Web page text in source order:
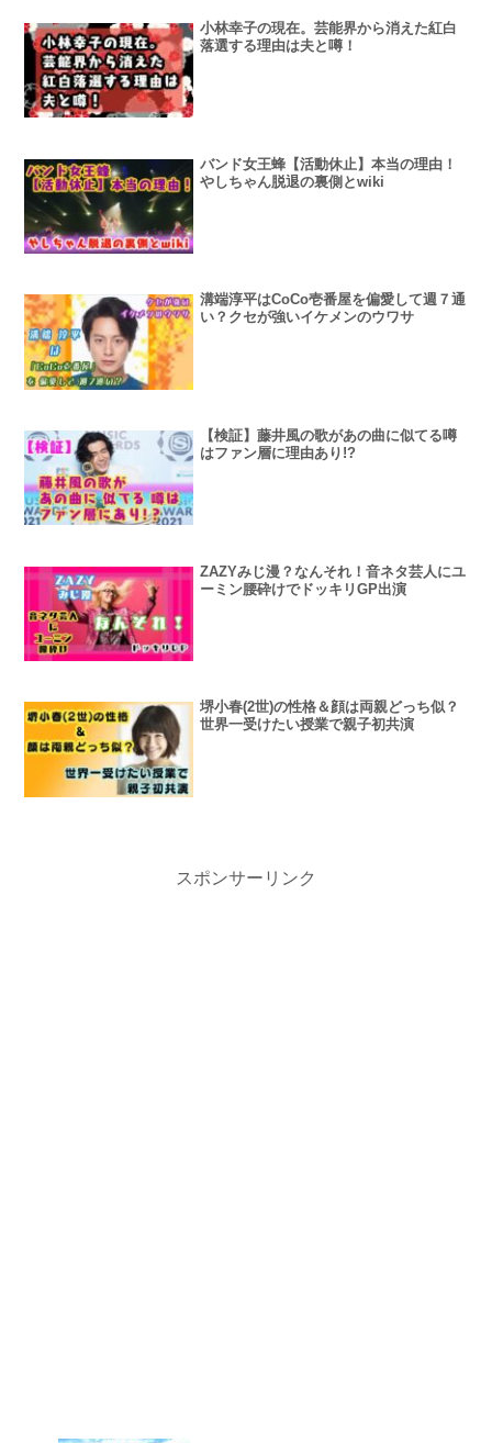
小林幸子の現在。芸能界から消えた紅白
落選する理由は夫と噂！
バンド女王蜂【活動休止】本当の理由！
やしちゃん脱退の裏側とwiki
溝端淳平はCoCo壱番屋を偏愛して週７通
い？クセが強いイケメンのウワサ
【検証】藤井風の歌があの曲に似てる噂
はファン層に理由あり!?
ZAZYみじ漫？なんそれ！音ネタ芸人にユ
ーミン腰砕けでドッキリGP出演
堺小春(2世)の性格＆顔は両親どっち似？
世界一受けたい授業で親子初共演
スポンサーリンク